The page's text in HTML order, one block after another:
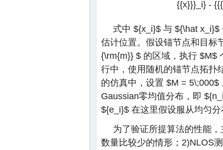
{{x}}}_i} -
式中 ${x_i}$ 与 ${\hat x_i}$
估计位置。假设锚节点和目标
{\rm{m}} $ 的区域，执行 $M$
行中，使用随机的锚节点拓扑
的仿真中，设置 $M = 5\;000$
Gaussian零均值分布，即
${e_i}$ 在这里假设服从均匀
为了验证所提算法的性能
数量比较少的情形；2)NLOS